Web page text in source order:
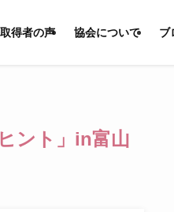
得者の声 協会について ブ
ント」in富山